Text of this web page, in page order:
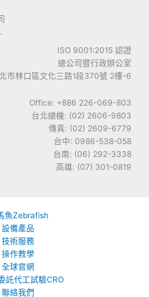
ISO 9001:2015 認證
總公司暨行政辦公室
市林口區文化三路1段370號 2樓-6
Office: +886 226-069-803
台北總機: (02) 2606-9803
傳真: (02) 2609-6779
台中: 0986-538-058
台南: (06) 292-3338
高雄: (07) 301-0819
魚Zebrafish
設備產品
技術服務
操作教學
全球官網
託代工試驗CRO
聯絡我們